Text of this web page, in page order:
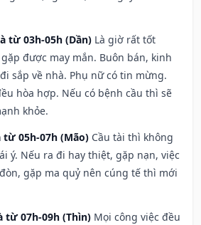
từ 03h-05h (Dần) Là giờ rất tốt
được may mắn. Buôn bán, kinh
sắp về nhà. Phụ nữ có tin mừng.
hòa hợp. Nếu có bệnh cầu thì sẽ
khỏe.
từ 05h-07h (Mão) Cầu tài thì không
ý. Nếu ra đi hay thiệt, gặp nạn, việc
gặp ma quỷ nên cúng tế thì mới
từ 07h-09h (Thìn) Mọi công việc đều